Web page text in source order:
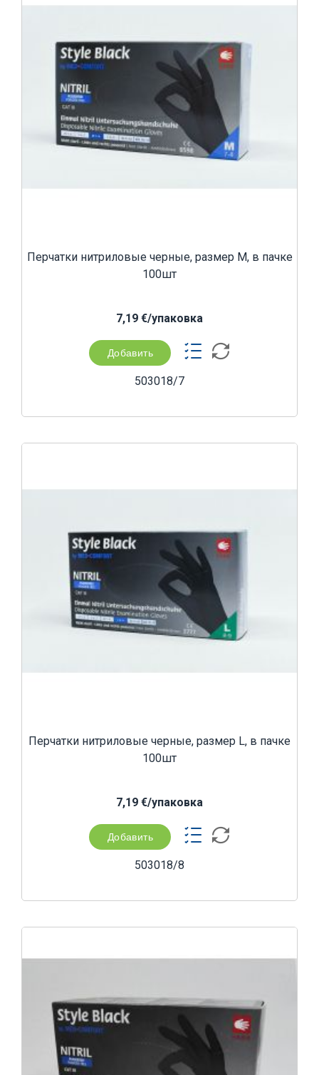
Перчатки нитриловые черные, размер M, в пачке
100шт
7,19 €/yпаковка
Добавить
503018/7
Перчатки нитриловые черные, размер L, в пачке
100шт
7,19 €/yпаковка
Добавить
503018/8